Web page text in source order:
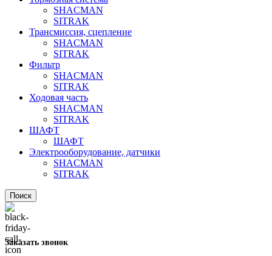
SHACMAN
SITRAK
Трансмиссия, сцепление
SHACMAN
SITRAK
Фильтр
SHACMAN
SITRAK
Ходовая часть
SHACMAN
SITRAK
ШАФТ
ШАФТ
Электрооборудование, датчики
SHACMAN
SITRAK
Поиск
Заказать звонок